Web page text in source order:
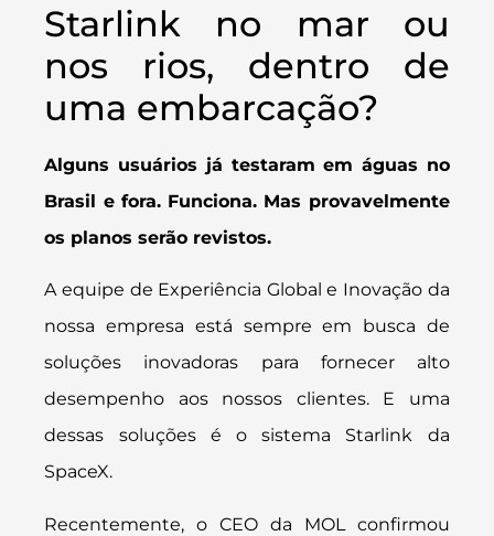
Starlink no mar ou
nos rios, dentro de
uma embarcação?
Alguns usuários já testaram em águas no
Brasil e fora. Funciona. Mas provavelmente
os planos serão revistos.
A equipe de Experiência Global e Inovação da
nossa empresa está sempre em busca de
soluções inovadoras para fornecer alto
desempenho aos nossos clientes. E uma
dessas soluções é o sistema Starlink da
SpaceX.
Recentemente, o CEO da MOL confirmou